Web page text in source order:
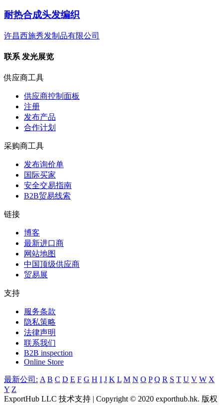
耐热合成头发编织
许昌西施秀发制品有限公司
联系 发光展览
供应商工具
供应商控制面板
注册
发布产品
合作计划
采购商工具
发布询价单
国际买家
安全交易指南
B2B贸易线索
链接
博客
最新进口商
网站地图
中国顶级供应商
贸易展
支持
服务条款
隐私策略
法律声明
联系我们
B2B inspection
Online Store
最新公司: A B C D E F G H I J K L M N O P Q R S T U V W X
Y Z
ExportHub LLC 技术支持 | Copyright © 2020 exporthub.hk. 版权